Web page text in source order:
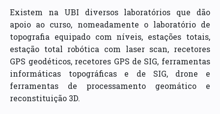
Existem na UBI diversos laboratórios que dão
apoio ao curso, nomeadamente o laboratório de
topografia equipado com níveis, estações totais,
estação total robótica com laser scan, recetores
GPS geodéticos, recetores GPS de SIG, ferramentas
informáticas topográficas e de SIG, drone e
ferramentas de processamento geomático e
reconstituição 3D.